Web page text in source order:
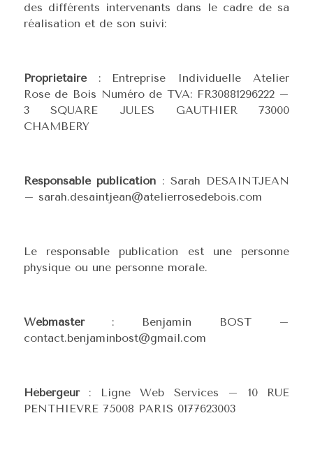
des différents intervenants dans le cadre de sa
réalisation et de son suivi:
Propriétaire: Entreprise Individuelle Atelier
Rose de Bois Numéro de TVA: FR30881296222 –
3 SQUARE JULES GAUTHIER 73000
CHAMBERY
Responsable publication : Sarah DESAINTJEAN
– sarah.desaintjean@atelierrosedebois.com
Le responsable publication est une personne
physique ou une personne morale.
Webmaster: Benjamin BOST –
contact.benjaminbost@gmail.com
Hébergeur: Ligne Web Services – 10 RUE
PENTHIEVRE 75008 PARIS 0177623003